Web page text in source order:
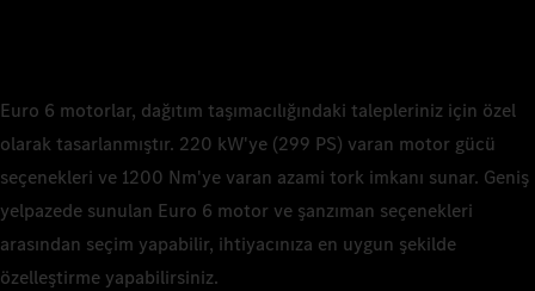
Euro 6 motorlar, dağıtım taşımacılığındaki talepleriniz için özel
olarak tasarlanmıştır. 220 kW'ye (299 PS) varan motor gücü
seçenekleri ve 1200 Nm'ye varan azami tork imkanı sunar. Geniş
yelpazede sunulan Euro 6 motor ve şanzıman seçenekleri
arasından seçim yapabilir, ihtiyacınıza en uygun şekilde
özelleştirme yapabilirsiniz.